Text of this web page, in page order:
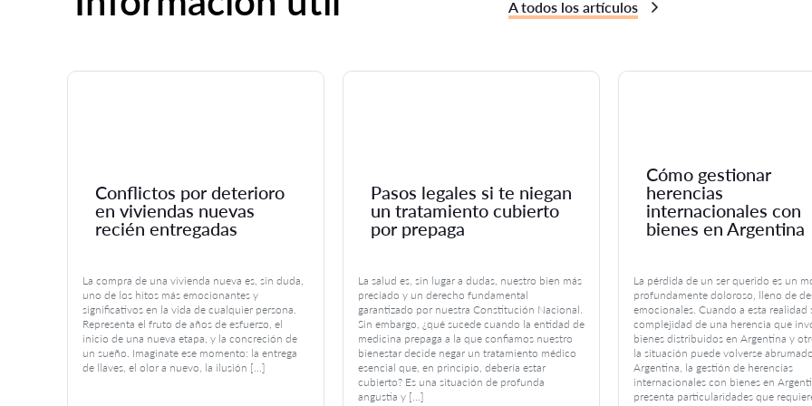
A todos los artículos
Conflictos por deterioro
en viviendas nuevas
recién entregadas
La compra de una vivienda nueva es, sin duda,
uno de los hitos más emocionantes y
significativos en la vida de cualquier persona.
Representa el fruto de años de esfuerzo, el
inicio de una nueva etapa, y la concreción de
un sueño. Imaginate ese momento: la entrega
de llaves, el olor a nuevo, la ilusión […]
Pasos legales si te niegan
un tratamiento cubierto
por prepaga
La salud es, sin lugar a dudas, nuestro bien más
preciado y un derecho fundamental
garantizado por nuestra Constitución Nacional.
Sin embargo, ¿qué sucede cuando la entidad de
medicina prepaga a la que confiamos nuestro
bienestar decide negar un tratamiento médico
esencial que, en principio, debería estar
cubierto? Es una situación de profunda
angustia y […]
Cómo gestionar
herencias
internacionales con
bienes en Argentina
La pérdida de un ser querido es un
profundamente doloroso, lleno de
emocionales. Cuando a esta realidad
complejidad de una herencia que
bienes distribuidos en Argentina y
la situación puede volverse
Argentina, la gestión de herencias
internacionales con bienes en
presenta particularidades que